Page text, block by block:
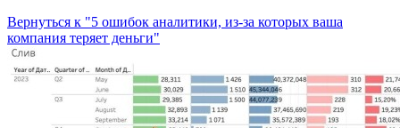
Вернуться к "5 ошибок аналитики, из-за которых ваша
компания теряет деньги"